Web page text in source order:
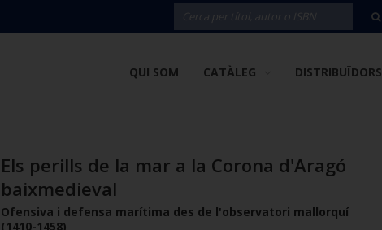
QUI SOM CATÀLEG DISTRIBUÏDORS
Els perills de la mar a la Corona d'Aragó
baixmedieval
Ofensiva i defensa marítima des de l'observatori mallorquí
(1410-1458)